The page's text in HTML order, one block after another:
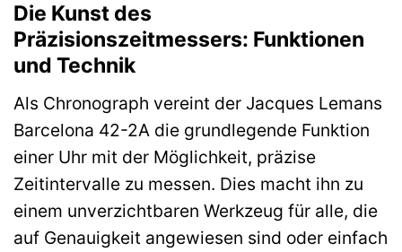
Die Kunst des
Präzisionszeitmessers: Funktionen
und Technik
Als Chronograph vereint der Jacques Lemans
Barcelona 42-2A die grundlegende Funktion
einer Uhr mit der Möglichkeit, präzise
Zeitintervalle zu messen. Dies macht ihn zu
einem unverzichtbaren Werkzeug für alle, die
auf Genauigkeit angewiesen sind oder einfach